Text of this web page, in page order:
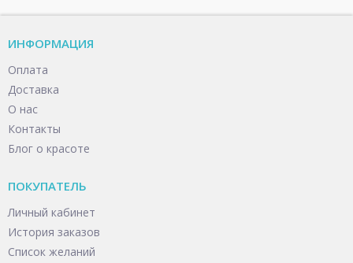
ИНФОРМАЦИЯ
Оплата
Доставка
О нас
Контакты
Блог о красоте
ПОКУПАТЕЛЬ
Личный кабинет
История заказов
Список желаний